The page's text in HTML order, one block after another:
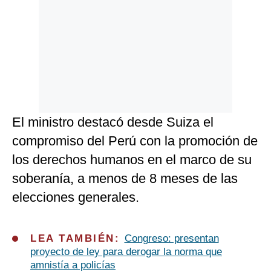
El ministro destacó desde Suiza el
compromiso del Perú con la promoción de
los derechos humanos en el marco de su
soberanía, a menos de 8 meses de las
elecciones generales.
LEA TAMBIÉN: Congreso: presentan
proyecto de ley para derogar la norma que
amnistía a policías